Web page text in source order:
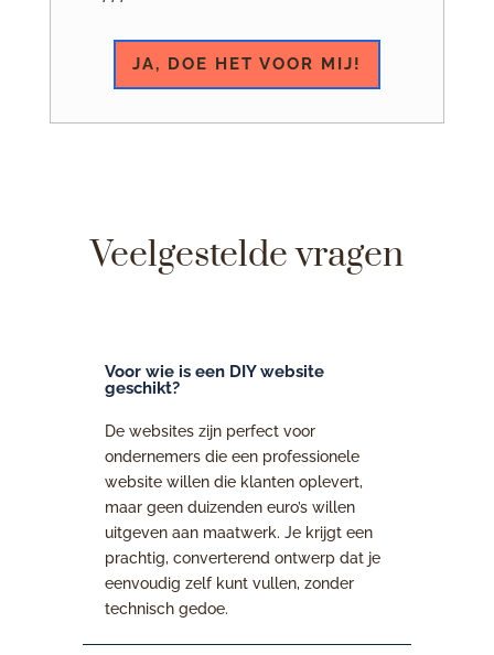
JA, DOE HET VOOR MIJ!
Veelgestelde vragen
Voor wie is een DIY website
geschikt?
De websites zijn perfect voor
ondernemers die een professionele
website willen die klanten oplevert,
maar geen duizenden euro’s willen
uitgeven aan maatwerk. Je krijgt een
prachtig, converterend ontwerp dat je
eenvoudig zelf kunt vullen, zonder
technisch gedoe.